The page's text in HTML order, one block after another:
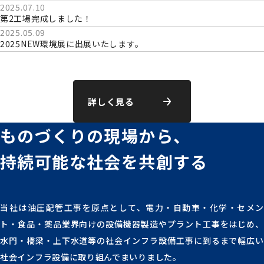
2025.07.10
第2工場完成しました！
2025.05.09
2025NEW環境展に出展いたします。
詳しく見る
ものづくりの現場から、
持続可能な社会を共創する
当社は油圧配管工事を原点として、電力・自動車・化学・セメン
ト・食品・薬品業界向けの設備機器製造やプラント工事をはじめ、
水門・橋梁・上下水道等の社会インフラ設備工事に到るまで幅広い
社会インフラ設備に取り組んでまいりました。